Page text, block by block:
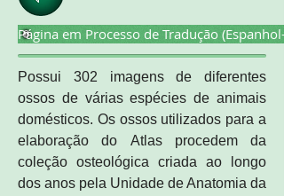
Página em Processo de Tradução (Espanhol-
Possui 302 imagens de diferentes
ossos de várias espécies de animais
domésticos. Os ossos utilizados para a
elaboração do Atlas procedem da
coleção osteológica criada ao longo
dos anos pela Unidade de Anatomia da